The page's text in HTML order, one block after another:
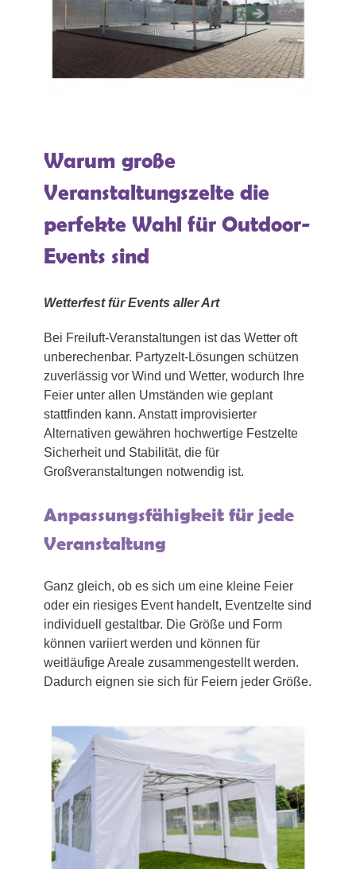
Warum große
Veranstaltungszelte die
perfekte Wahl für Outdoor-
Events sind
Wetterfest für Events aller Art
Bei Freiluft-Veranstaltungen ist das Wetter oft
unberechenbar. Partyzelt-Lösungen schützen
zuverlässig vor Wind und Wetter, wodurch Ihre
Feier unter allen Umständen wie geplant
stattfinden kann. Anstatt improvisierter
Alternativen gewähren hochwertige Festzelte
Sicherheit und Stabilität, die für
Großveranstaltungen notwendig ist.
Anpassungsfähigkeit für jede
Veranstaltung
Ganz gleich, ob es sich um eine kleine Feier
oder ein riesiges Event handelt, Eventzelte sind
individuell gestaltbar. Die Größe und Form
können variiert werden und können für
weitläufige Areale zusammengestellt werden.
Dadurch eignen sie sich für Feiern jeder Größe.